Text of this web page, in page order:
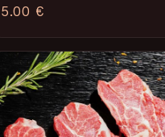
5.00 €